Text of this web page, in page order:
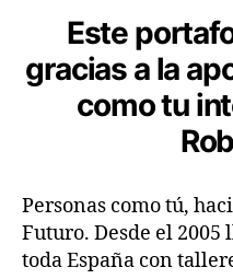
Este
gracias a la
como tu
Personas como tú,
Futuro. Desde el
toda España con